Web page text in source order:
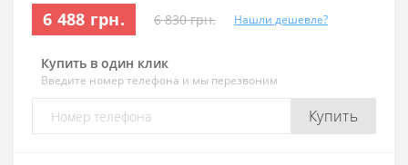
6 488 грн. 6 830 грн. Нашли дешевле?
Купить в один клик
Введите номер телефона и мы перезвоним
Купить